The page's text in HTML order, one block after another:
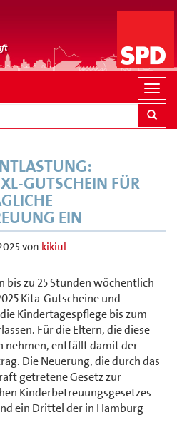
N
a
v
GUTSCHEIN FÜR
EIN
von kikiul
bis zu 25 Stunden wöchentlich
Kita-Gutscheine und
Kindertagespflege bis zum
Für die Eltern, die diese
nehmen, entfällt damit der
Die Neuerung, die durch das
getretene Gesetz zur
Kinderbetreuungsgesetzes
ein Drittel der in Hamburg